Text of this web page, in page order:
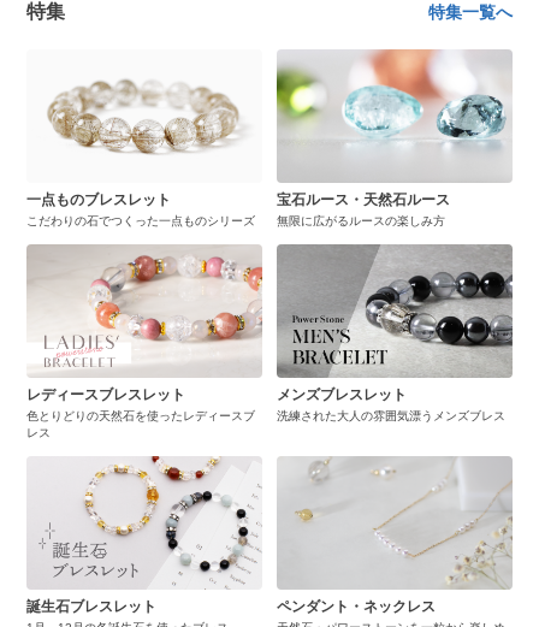
特集 特集一覧へ
一点ものブレスレット
こだわりの石でつくった一点ものシリーズ
宝石ルース・天然石ルース
無限に広がるルースの楽しみ方
レディースブレスレット
色とりどりの天然石を使ったレディースブ
レス
メンズブレスレット
洗練された大人の雰囲気漂うメンズブレス
誕生石ブレスレット ペンダント・ネックレス